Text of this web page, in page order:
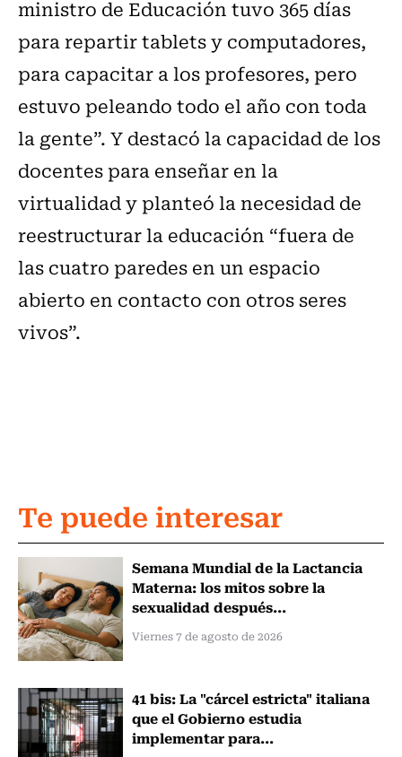
ministro de Educación tuvo 365 días
para repartir tablets y computadores,
para capacitar a los profesores, pero
estuvo peleando todo el año con toda
la gente”. Y destacó la capacidad de los
docentes para enseñar en la
virtualidad y planteó la necesidad de
reestructurar la educación “fuera de
las cuatro paredes en un espacio
abierto en contacto con otros seres
vivos”.
Te puede interesar
Semana Mundial de la Lactancia
Materna: los mitos sobre la
sexualidad después...
Viernes 7 de agosto de 2026
41 bis: La "cárcel estricta" italiana
que el Gobierno estudia
implementar para...